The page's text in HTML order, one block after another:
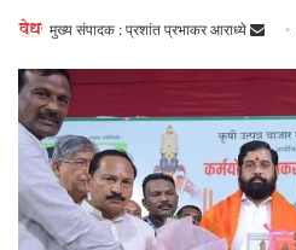
मुख्य संपादक : प्रशांत प्रभाकर आराध्ये
d
a
n
e
m